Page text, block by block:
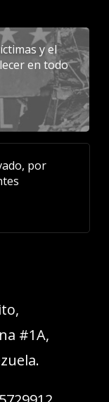
y el
en todo
por
#1A,